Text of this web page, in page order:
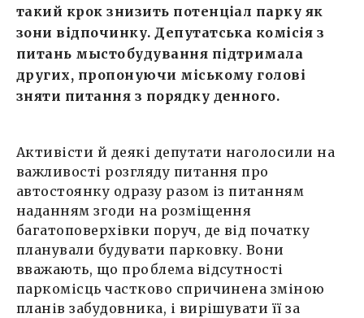
такий крок знизить потенціал парку як
зони відпочинку. Депутатська комісія з
питань мыстобудування підтримала
других, пропонуючи міському голові
зняти питання з порядку денного.
Активісти й деякі депутати наголосили на
важливості розгляду питання про
автостоянку одразу разом із питанням
наданням згоди на розміщення
багатоповерхівки поруч, де від початку
планували будувати парковку. Вони
вважають, що проблема відсутності
паркомісць частково спричинена зміною
планів забудовника, і вирішувати її за